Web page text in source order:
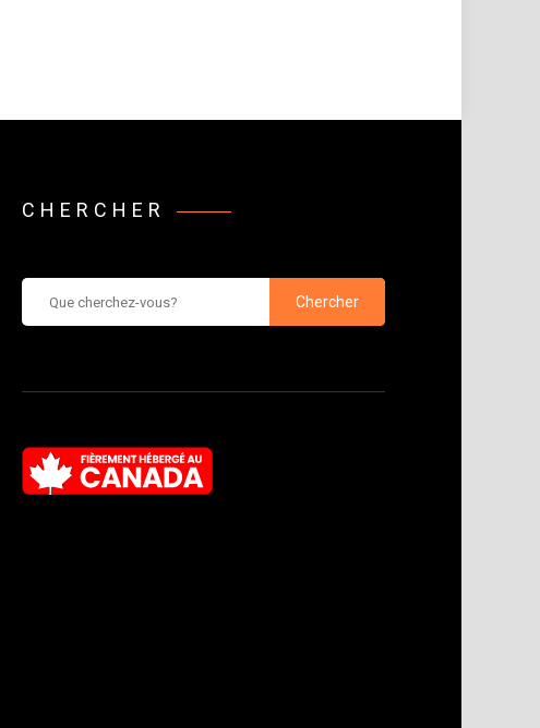
CHERCHER